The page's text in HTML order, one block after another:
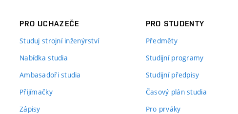
PRO UCHAZEČE
Studuj strojní inženýrství
Nabídka studia
Ambasadoři studia
Přijímačky
Zápisy
PRO STUDENTY
Předměty
Studijní programy
Studijní předpisy
Časový plán studia
Pro prváky